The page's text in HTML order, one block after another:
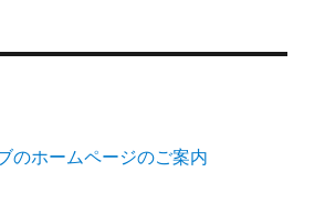
のホームページのご案内